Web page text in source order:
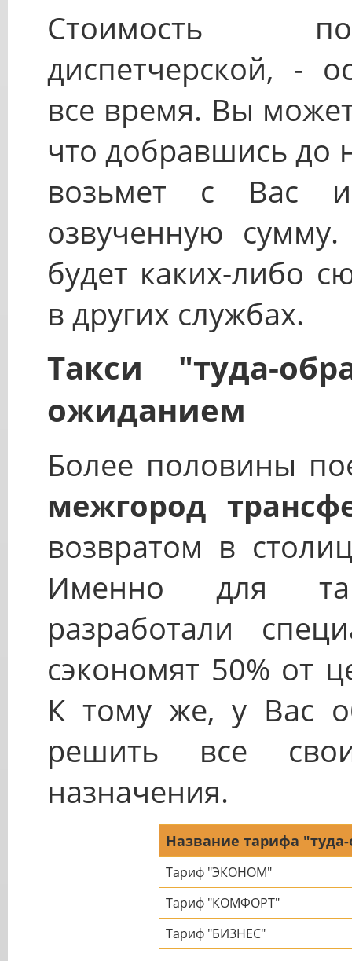
Стоимость
диспетчерской, -
все время. Вы
что добравшись до
возьмет с Вас
озвученную
будет каких-либо
в других службах.
Такси "туда-
ожиданием
Более половины
межгород
возвратом в
Именно для
разработали
сэкономят 50% от
К тому же, у Вас
решить все
назначения.
Название тарифа
Тариф "ЭКОНОМ"
Тариф "КОМФОРТ"
Тариф "БИЗНЕС"